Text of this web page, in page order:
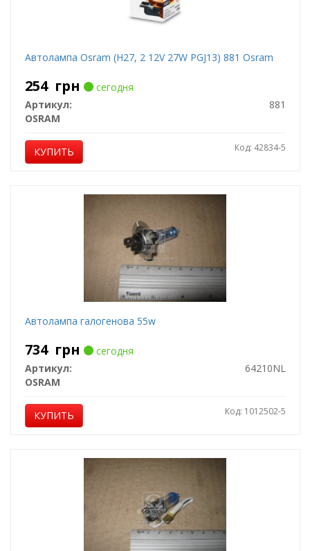
Автолампа Osram (H27, 2 12V 27W PGJ13) 881 Osram
254 грн
сегодня
Артикул:
881
OSRAM
КУПИТЬ Код: 42834-5
Автолампа галогенова 55w
734 грн
сегодня
Артикул:
64210NL
OSRAM
КУПИТЬ Код: 1012502-5